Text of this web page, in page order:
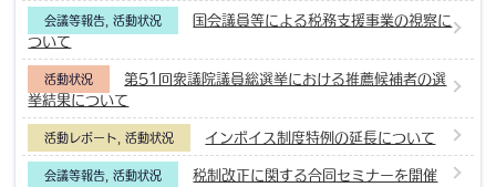
会議等報告,活動状況
国会議員等による税務支援事業の視察に
ついて
活動状況
第51回衆議院議員総選挙における推薦候補者の選
挙結果について
活動レポート,活動状況 インボイス制度特例の延長について
会議等報告,活動状況 税制改正に関する合同セミナーを開催